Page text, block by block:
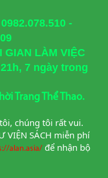
-
GIAN LÀM VIỆC
7 ngày trong
Trang Thể Thao.
chúng tôi rất vui.
VIỆN SÁCH miễn phí
alan.asia/ để nhận bộ